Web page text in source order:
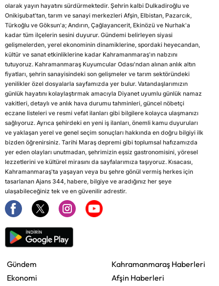
olarak yayın hayatını sürdürmektedir. Şehrin kalbi Dulkadiroğlu ve
Onikişubat'tan, tarım ve sanayi merkezleri Afşin, Elbistan, Pazarcık,
Türkoğlu ve Göksun'a; Andırın, Çağlayancerit, Ekinözü ve Nurhak'a
kadar tüm ilçelerin sesini duyurur. Gündemi belirleyen siyasi
gelişmelerden, yerel ekonominin dinamiklerine, spordaki heyecandan,
kültür ve sanat etkinliklerine kadar Kahramanmaraş'ın nabzını
tutuyoruz. Kahramanmaraş Kuyumcular Odası'ndan alınan anlık altın
fiyatları, şehrin sanayisindeki son gelişmeler ve tarım sektöründeki
yenilikler özel dosyalarla sayfamızda yer bulur. Vatandaşlarımızın
günlük hayatını kolaylaştırmak amacıyla Diyanet uyumlu günlük namaz
vakitleri, detaylı ve anlık hava durumu tahminleri, güncel nöbetçi
eczane listeleri ve resmi vefat ilanları gibi bilgilere kolayca ulaşmanızı
sağlıyoruz. Ayrıca şehirdeki en yeni iş ilanları, önemli kamu duyuruları
ve yaklaşan yerel ve genel seçim sonuçları hakkında en doğru bilgiyi ilk
bizden öğrenirsiniz. Tarihi Maraş depremi gibi toplumsal hafızamızda
yer eden olayları unutmadan, şehrimizin eşsiz gastronomisini, yöresel
lezzetlerini ve kültürel mirasını da sayfalarımıza taşıyoruz. Kısacası,
Kahramanmaraş'ta yaşayan veya bu şehre gönül vermiş herkes için
tasarlanan Ajans 344, habere, bilgiye ve aradığınız her şeye
ulaşabileceğiniz tek ve en güvenilir adrestir.
Gündem
Ekonomi
Kahramanmaraş Haberleri
Afşin Haberleri